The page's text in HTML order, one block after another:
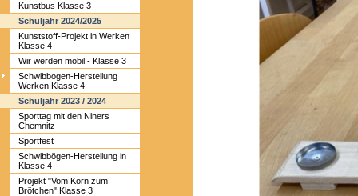
Kunstbus Klasse 3
Schuljahr 2024/2025
Kunststoff-Projekt in Werken
Klasse 4
Wir werden mobil - Klasse 3
Schwibbogen-Herstellung
Werken Klasse 4
Schuljahr 2023 / 2024
Sporttag mit den Niners
Chemnitz
Sportfest
Schwibbögen-Herstellung in
Klasse 4
Projekt "Vom Korn zum
Brötchen" Klasse 3